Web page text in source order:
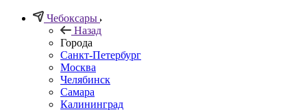
Чебоксары
Назад
Города
Санкт-Петербург
Москва
Челябинск
Самара
Калининград